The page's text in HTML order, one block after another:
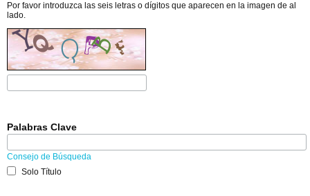
Por favor introduzca las seis letras o dígitos que aparecen en la imagen de al
lado.
Palabras Clave
Consejo de Búsqueda
Solo Título